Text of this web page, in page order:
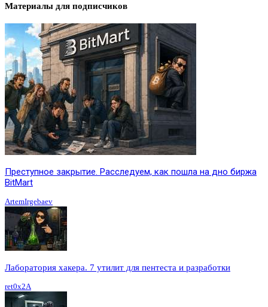
Материалы для подписчиков
Преступное закрытие. Расследуем, как пошла на дно биржа
BitMart
ArtemIrgebaev
Лаборатория хакера. 7 утилит для пентеста и разработки
ret0x2A